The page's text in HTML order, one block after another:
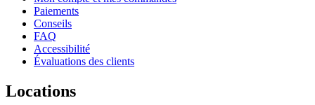
Paiements
Conseils
FAQ
Accessibilité
Évaluations des clients
Locations